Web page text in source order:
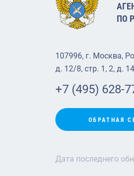
ПО
107996, г. Москва,
д. 12/8, стр. 1, 2, д.
+7 (495) 628-
ОБРАТНАЯ
Дата последнего